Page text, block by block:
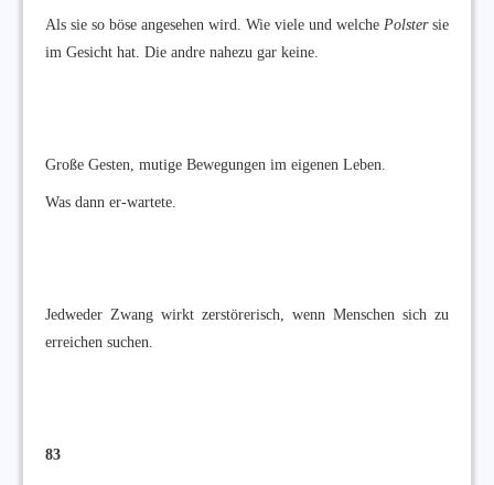
Als sie so böse angesehen wird. Wie viele und welche Polstersie
im Gesicht hat. Die andre nahezu gar keine.
Große Gesten, mutige Bewegungen im eigenen Leben.
Was dann er-wartete.
Jedweder Zwang wirkt zerstörerisch, wenn Menschen sich zu
erreichen suchen.
83